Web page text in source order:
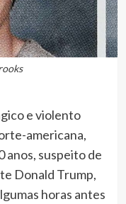
e violento
americana,
anos, suspeito de
Donald Trump,
horas antes